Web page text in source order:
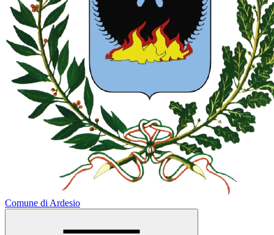
Comune di Ardesio